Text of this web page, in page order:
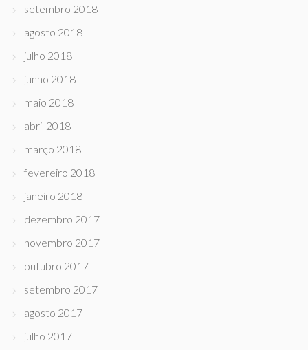
setembro 2018
agosto 2018
julho 2018
junho 2018
maio 2018
abril 2018
março 2018
fevereiro 2018
janeiro 2018
dezembro 2017
novembro 2017
outubro 2017
setembro 2017
agosto 2017
julho 2017